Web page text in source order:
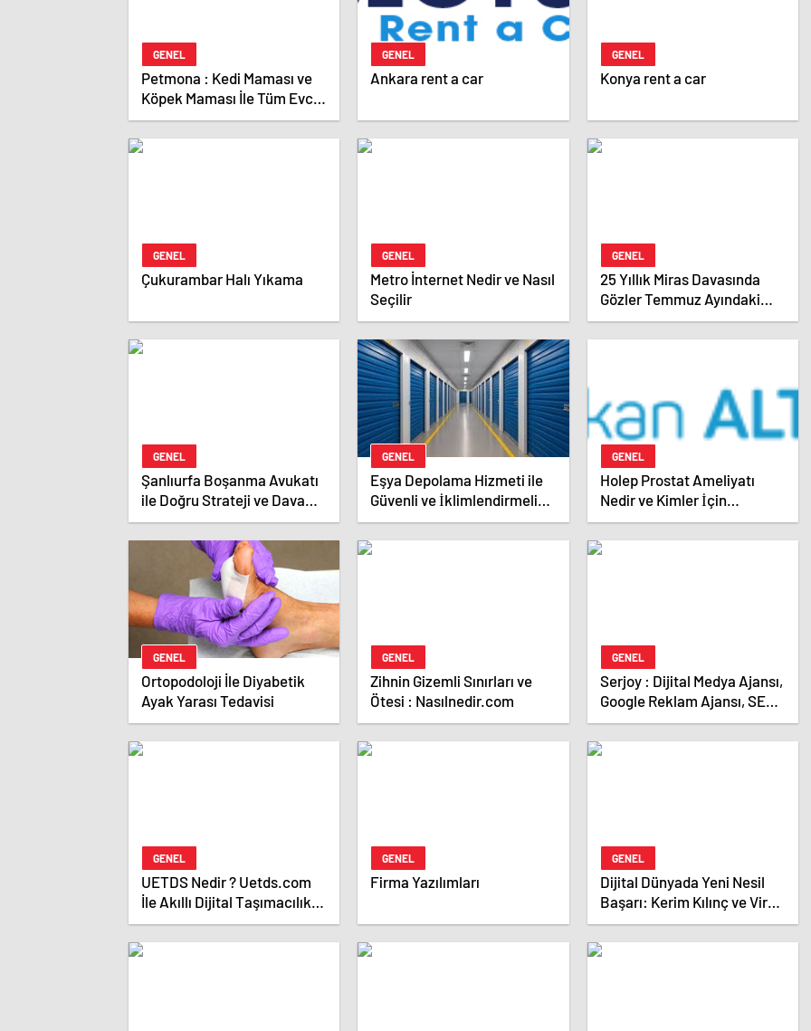
GENEL
Petmona : Kedi Maması ve
Köpek Maması İle Tüm Evcil
Hayvan Ürünleri
GENEL
Ankara rent a car
GENEL
Konya rent a car
GENEL
Çukurambar Halı Yıkama
GENEL
Metro İnternet Nedir ve Nasıl
Seçilir
GENEL
25 Yıllık Miras Davasında
Gözler Temmuz Ayındaki
Karar Duruşmasına Çevrildi
GENEL
Şanlıurfa Boşanma Avukatı
ile Doğru Strateji ve Dava
Yönetimi
GENEL
Eşya Depolama Hizmeti ile
Güvenli ve İklimlendirmeli
Saklama Rehberi
GENEL
Holep Prostat Ameliyatı
Nedir ve Kimler İçin
Uygundur
GENEL
Ortopodoloji İle Diyabetik
Ayak Yarası Tedavisi
GENEL
Zihnin Gizemli Sınırları ve
Ötesi : Nasılnedir.com
GENEL
Serjoy : Dijital Medya Ajansı,
Google Reklam Ajansı, SEO
Ajansı ve Web Tasarım
Ajansı
GENEL
UETDS Nedir ? Uetds.com
İle Akıllı Dijital Taşımacılık
Yazılımı
GENEL
Firma Yazılımları
GENEL
Dijital Dünyada Yeni Nesil
Başarı: Kerim Kılınç ve Viral
İçerik Stratejilerinin
Yükselişi